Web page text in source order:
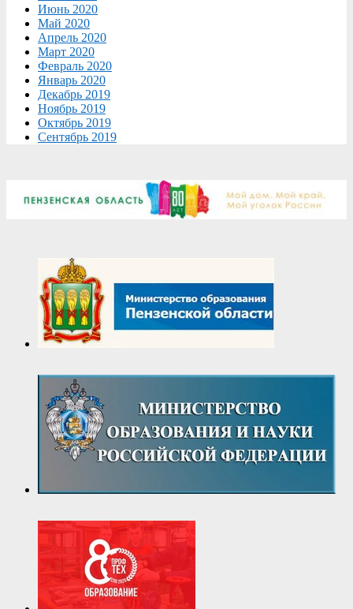
Июнь 2020
Май 2020
Апрель 2020
Март 2020
Февраль 2020
Январь 2020
Декабрь 2019
Ноябрь 2019
Октябрь 2019
Сентябрь 2019